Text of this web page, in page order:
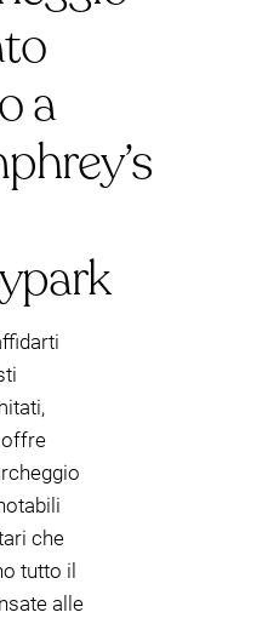
a
che
tutto il
alle